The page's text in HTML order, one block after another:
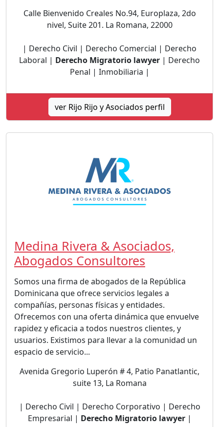
Calle Bienvenido Creales No.94, Europlaza, 2do
nivel, Suite 201. La Romana, 22000
| Derecho Civil | Derecho Comercial | Derecho
Laboral | Derecho Migratorio lawyer | Derecho
Penal | Inmobiliaria |
ver Rijo Rijo y Asociados perfil
Medina Rivera & Asociados,
Abogados Consultores
Somos una firma de abogados de la República
Dominicana que ofrece servicios legales a
compañías, personas físicas y entidades.
Ofrecemos con una oferta dinámica que envuelve
rapidez y eficacia a todos nuestros clientes, y
usuarios. Existimos para llevar a la comunidad un
espacio de servicio...
Avenida Gregorio Luperón # 4, Patio Panatlantic,
suite 13, La Romana
| Derecho Civil | Derecho Corporativo | Derecho
Empresarial | Derecho Migratorio lawyer|